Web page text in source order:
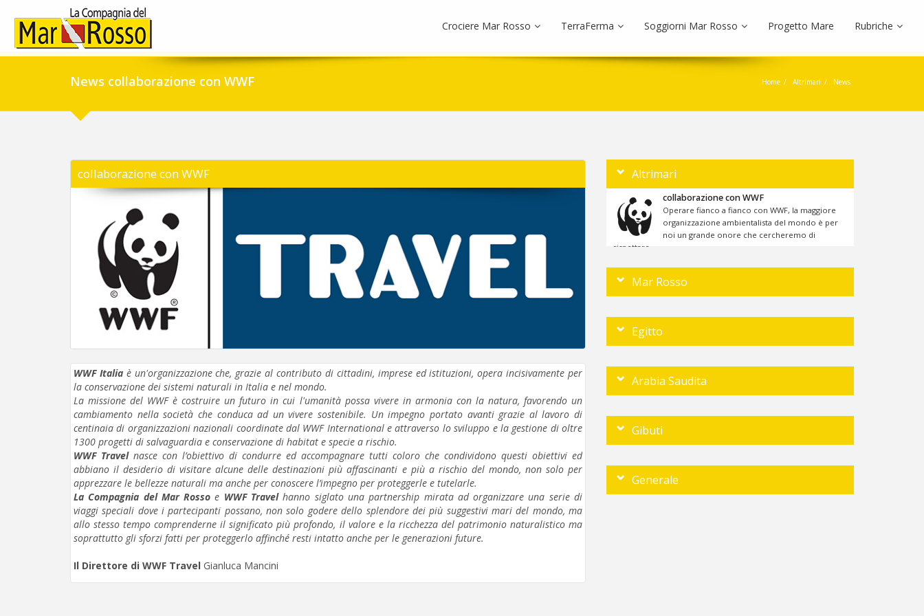
Crociere Mar Rosso TerraFerma Soggiorni Mar Rosso Progetto Mare Rubriche
News collaborazione con WWF Home Altrimari News
collaborazione con WWF
WWF Italia è un'organizzazione che, grazie al contributo di cittadini, imprese ed istituzioni, opera incisivamente per
la conservazione dei sistemi naturali in Italia e nel mondo.
La missione del WWF è costruire un futuro in cui l'umanità possa vivere in armonia con la natura, favorendo un
cambiamento nella società che conduca ad un vivere sostenibile. Un impegno portato avanti grazie al lavoro di
centinaia di organizzazioni nazionali coordinate dal WWF International e attraverso lo sviluppo e la gestione di oltre
1300 progetti di salvaguardia e conservazione di habitat e specie a rischio.
WWF Travel nasce con l’obiettivo di condurre ed accompagnare tutti coloro che condividono questi obiettivi ed
abbiano il desiderio di visitare alcune delle destinazioni più affascinanti e più a rischio del mondo, non solo per
apprezzare le bellezze naturali ma anche per conoscere l’impegno per proteggerle e tutelarle.
La Compagnia del Mar Rosso e WWF Travelhanno siglato una partnership mirata ad organizzare una serie di
viaggi speciali dove i partecipanti possano, non solo godere dello splendore dei più suggestivi mari del mondo, ma
allo stesso tempo comprenderne il significato più profondo, il valore e la ricchezza del patrimonio naturalistico ma
soprattutto gli sforzi fatti per proteggerlo affinché resti intatto anche per le generazioni future.
Il Direttore di WWF Travel Gianluca Mancini
Altrimari
collaborazione con WWF
Operare fianco a fianco con WWF, la maggiore
organizzazione ambientalista del mondo è per
noi un grande onore che cercheremo di
rispettare ....
Mar Rosso
Egitto
Arabia Saudita
Gibuti
Generale